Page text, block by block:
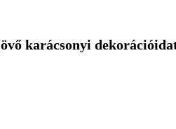
karácsonyi